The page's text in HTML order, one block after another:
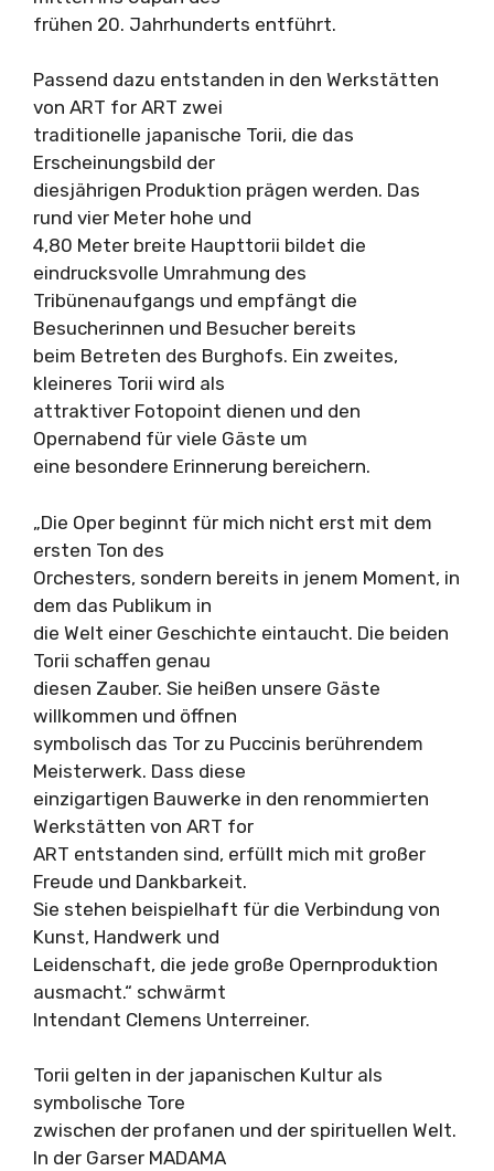
frühen 20. Jahrhunderts entführt.
Passend dazu entstanden in den Werkstätten
von ART for ART zwei
traditionelle japanische Torii, die das
Erscheinungsbild der
diesjährigen Produktion prägen werden. Das
rund vier Meter hohe und
4,80 Meter breite Haupttorii bildet die
eindrucksvolle Umrahmung des
Tribünenaufgangs und empfängt die
Besucherinnen und Besucher bereits
beim Betreten des Burghofs. Ein zweites,
kleineres Torii wird als
attraktiver Fotopoint dienen und den
Opernabend für viele Gäste um
eine besondere Erinnerung bereichern.
„Die Oper beginnt für mich nicht erst mit dem
ersten Ton des
Orchesters, sondern bereits in jenem Moment, in
dem das Publikum in
die Welt einer Geschichte eintaucht. Die beiden
Torii schaffen genau
diesen Zauber. Sie heißen unsere Gäste
willkommen und öffnen
symbolisch das Tor zu Puccinis berührendem
Meisterwerk. Dass diese
einzigartigen Bauwerke in den renommierten
Werkstätten von ART for
ART entstanden sind, erfüllt mich mit großer
Freude und Dankbarkeit.
Sie stehen beispielhaft für die Verbindung von
Kunst, Handwerk und
Leidenschaft, die jede große Opernproduktion
ausmacht.“ schwärmt
Intendant Clemens Unterreiner.
Torii gelten in der japanischen Kultur als
symbolische Tore
zwischen der profanen und der spirituellen Welt.
In der Garser MADAMA